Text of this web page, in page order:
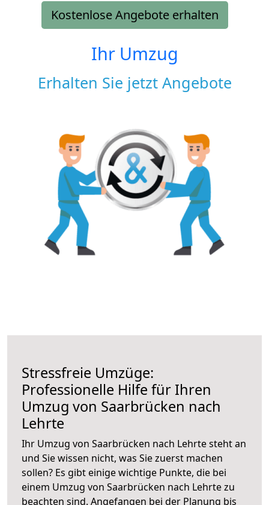
Kostenlose Angebote erhalten
Ihr Umzug
Erhalten Sie jetzt Angebote
Stressfreie Umzüge:
Professionelle Hilfe für Ihren
Umzug von Saarbrücken nach
Lehrte
Ihr Umzug von Saarbrücken nach Lehrte steht an
und Sie wissen nicht, was Sie zuerst machen
sollen? Es gibt einige wichtige Punkte, die bei
einem Umzug von Saarbrücken nach Lehrte zu
beachten sind. Angefangen bei der Planung bis